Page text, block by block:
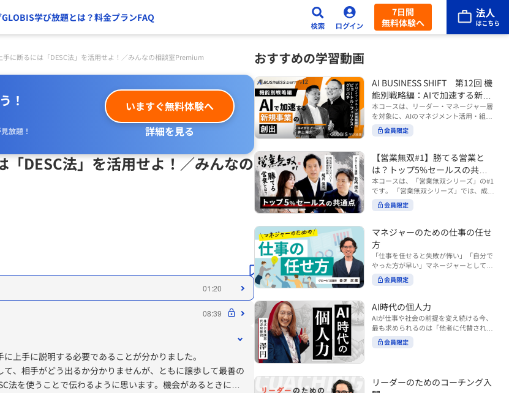
GLOBIS学び放題とは？料金プランFAQ
7日間
無料体験へ
手に断るには「DESC法」を活用せよ！／みんなの相談室Premium
！
放題！
いますぐ無料体験へ
詳細を見る
「DESC法」を活用せよ！／みんなの
01:20
08:39
上手に説明する必要であることが分かりました。
、相手がどう出るか分かりませんが、ともに譲歩して最善の
法を使うことで伝わるように思います。機会があるときに意
おすすめの学習動画
AI BUSINESS SHIFT 第12回 機
能別戦略編：AIで加速する新規
事業の創出
本コースは、リーダー・マネージャー層
を対象に、AIのマネジメント活用・組織
活用を体系的に学ぶ 『AI BUSINESS SHI
FTシリーズ（全12回）』の第12回で
る新規事業の創出」では、新規事業やス
タートアップを取り巻く環境がどのよう
に変化しているのかを俯瞰し、新たな価
値創造と非連続な成長を生み出すため
に、AI時代における事業機会の捉え方
や、成功確率を高めるための考え方につ
携わるリーダー・マネージャーの方 ・AI
を活用して事業創出のスピードや成功確
率を高めたい方 ・AI時代における新規事
業リーダーの役割やマインドセットを学
びたい方 ■AIシフトシリーズとは？ 『AI
BUSINESS SHIFTシリーズ』は以下の3
す。（順次公開） https://unlimited.glo
bis.co.jp/ja/tags/AI%E3%83%93%E3%8
2%B8%E3%83%8D%E3%82%B9%E3%
82%B7%E3%83%95%E3%83%88 ・基
礎編（第1回〜3回）：リーダーやマネー
のリーダーシップや組織変革を中心に学
会員限定
【営業無双#1】勝てる営業と
は？トップ5%セールスの共通
点
本コースは、「営業無双シリーズ」の#1
です。 「営業無双シリーズ」では、成約
率アップに向けて、お客様に選ばれ続け
る無双の営業になるための実践的な考え
（#2以降は順次公開） 本コースでは、
「勝てる営業とは？トップ5%セールス
の共通点」をテーマに BtoBでお客様に
選ばれる営業の役割 トップ5％のセール
スに共通する行動や考え方 成果につなが
る実践的なポイント などを解説します。
◾️こんな方におすすめ 提案しても顧客に
が多い方 顧客の本当の課題や決裁者の判
断基準をつかみきれず、案件が前に進ま
ない方 再現性のある営業テクニックを身
につけたい方 ※本動画は、制作時点の情
報に基づき作成したものです（2026年7
会員限定
マネジャーのための仕事の任せ
方
「仕事を任せると失敗が怖い」「自分で
やった方が早い」マネージャーとしてメ
ンバーやチームの力を引き出しながら成
果を上げるには、どのように仕事を任せ
い時代において、マネージャーとして成
果を上げ続けるためには、メンバーの個
性や特性を理解し、それに合わせた効果
的な任せ方を身につけることが重要で
す。このコースでは、ソーシャルスタイ
し、自身のリーダーシップを発揮できる
会員限定
AI時代の個人力
AIが仕事や社会の前提を変え続ける今、
最も求められるのは「他者に代替されな
い個としての力」“個人力”です。 本コー
スでは、澤円氏の著書『個人力』をもと
ーマは、「Being（ありたい自分）」を
中心に据え、自ら考え（Think）、変化
会員限定
リーダーのためのコーチング入